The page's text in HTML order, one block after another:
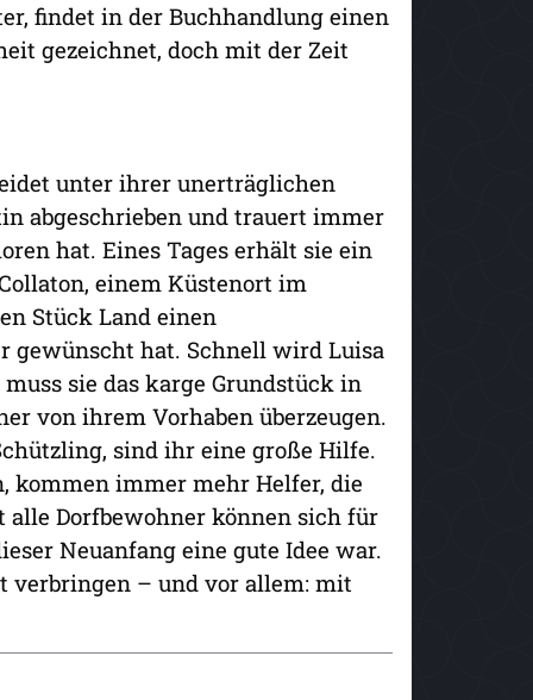
findet in der Buchhandlung einen
gezeichnet, doch mit der Zeit
unter ihrer unerträglichen
abgeschrieben und trauert immer
hat. Eines Tages erhält sie ein
einem Küstenort im
Stück Land einen
gewünscht hat. Schnell wird Luisa
sie das karge Grundstück in
von ihrem Vorhaben überzeugen.
sind ihr eine große Hilfe.
kommen immer mehr Helfer, die
Dorfbewohner können sich für
Neuanfang eine gute Idee war.
verbringen – und vor allem: mit